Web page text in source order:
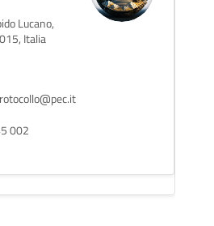
Lucano,
Italia
002